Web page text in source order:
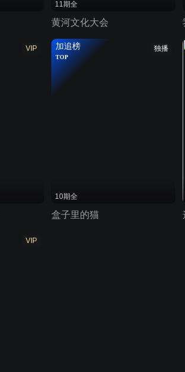
11期全
黄河文化大会
VIP 独播
加追榜
TOP
10期全
盒子里的猫
VIP